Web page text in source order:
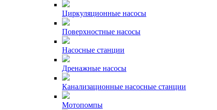
Циркуляционные насосы
Поверхностные насосы
Насосные станции
Дренажные насосы
Канализационные насосные станции
Мотопомпы